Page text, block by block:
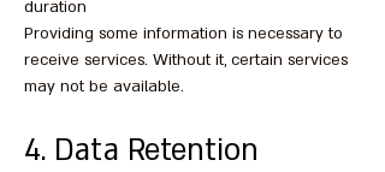
duration
Providing some information is necessary to
receive services. Without it, certain services
may not be available.
4. Data Retention